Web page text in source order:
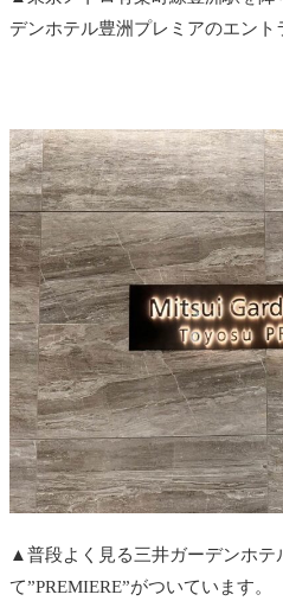
デンホテル豊洲プレミアのエント
▲普段よく見る三井ガーデンホテ
て”PREMIERE”がついています。